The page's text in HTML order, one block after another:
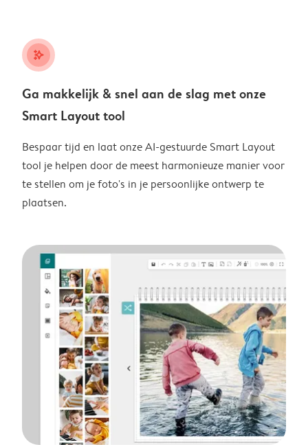
stars_plus
Ga makkelijk & snel aan de slag met onze
Smart Layout tool
Bespaar tijd en laat onze AI-gestuurde Smart Layout
tool je helpen door de meest harmonieuze manier voor
te stellen om je foto's in je persoonlijke ontwerp te
plaatsen.